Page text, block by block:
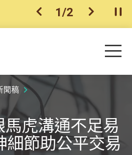
上一個
1/2 下一個開
目
聞稿
虎溝通不足易
細節助公平交易